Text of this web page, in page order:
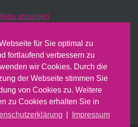
für Sie optimal zu
fortlaufend verbessern zu
wir Cookies. Durch die
der Webseite stimmen Sie
von Cookies zu. Weitere
zu Cookies erhalten Sie in
Impressum
anzeigen
institutionell vom Land
dazu u.a. einen jährlichen